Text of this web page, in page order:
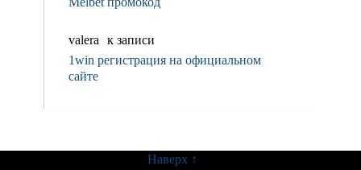
valerа
к записи
1win регистрация на официальном
сайте
Наверх ↑